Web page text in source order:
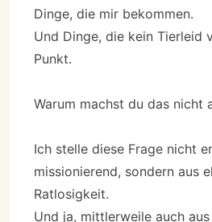
Dinge, die mir bekommen.
Und Dinge, die kein Tierleid
Punkt.
Warum machst du das nicht
Ich stelle diese Frage nicht
missionierend, sondern aus
Ratlosigkeit.
Und ja, mittlerweile auch